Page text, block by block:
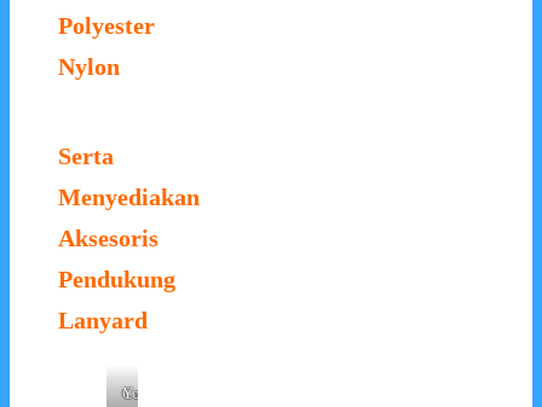
Polyester
Nylon
Serta
Menyediakan
Aksesoris
Pendukung
Lanyard
Card
Card
Yoyo